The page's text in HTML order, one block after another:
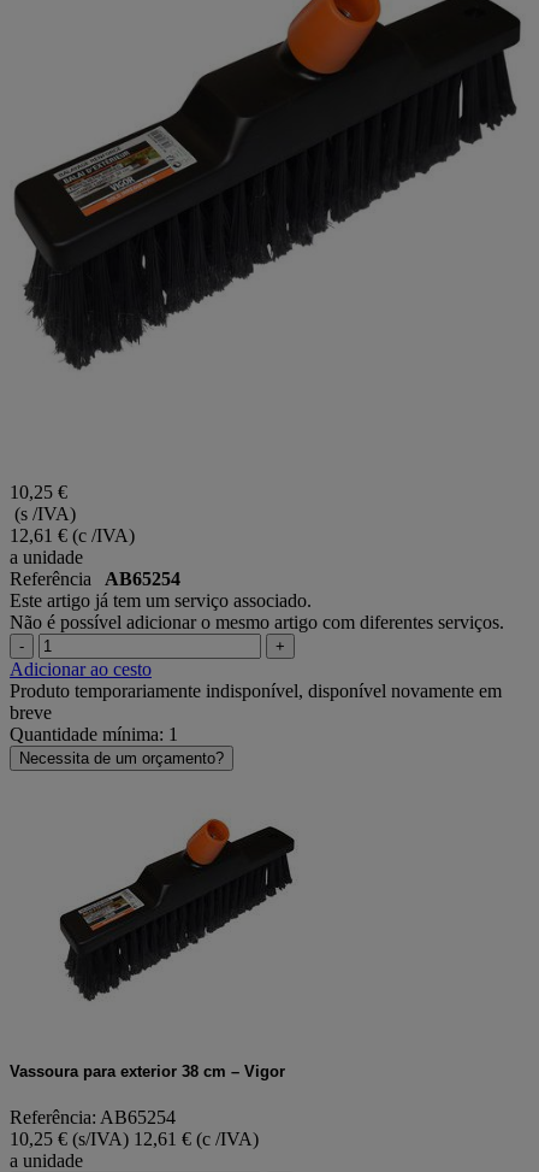
10,25 €
(s /IVA)
12,61 € (c /IVA)
a unidade
Referência AB65254
Este artigo já tem um serviço associado.
Não é possível adicionar o mesmo artigo com diferentes serviços.
- +
Adicionar ao cesto
Produto temporariamente indisponível, disponível novamente em
breve
Quantidade mínima: 1
Necessita de um orçamento?
Vassoura para exterior 38 cm – Vigor
Referência: AB65254
10,25 € (s/IVA) 12,61 € (c /IVA)
a unidade